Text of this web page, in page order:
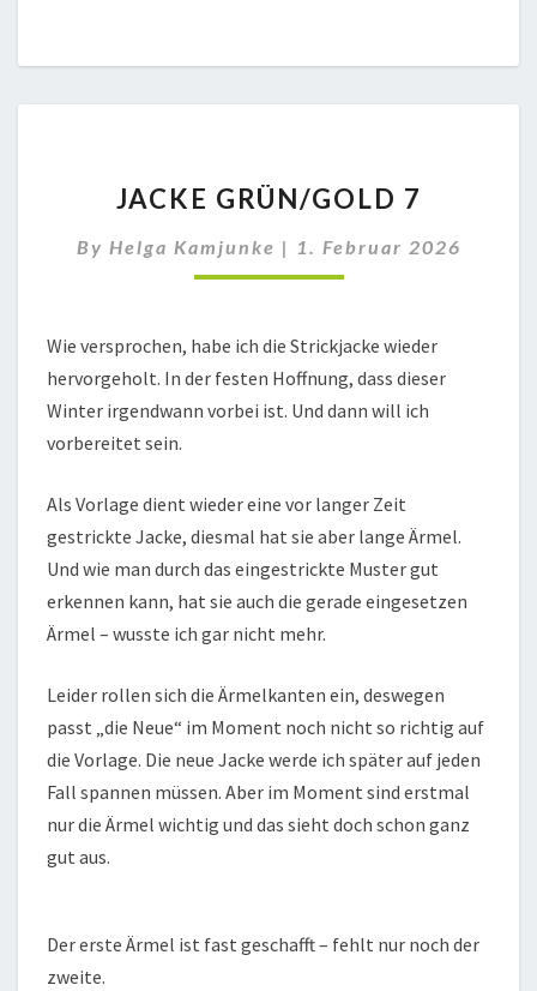
GRÜN/GOLD
JACKE GRÜN/GOLD 7
By Helga Kamjunke | 1. Februar 2026
Wie versprochen, habe ich die Strickjacke wieder
hervorgeholt. In der festen Hoffnung, dass dieser
Winter irgendwann vorbei ist. Und dann will ich
vorbereitet sein.
Als Vorlage dient wieder eine vor langer Zeit
gestrickte Jacke, diesmal hat sie aber lange Ärmel.
Und wie man durch das eingestrickte Muster gut
erkennen kann, hat sie auch die gerade eingesetzen
Ärmel – wusste ich gar nicht mehr.
Leider rollen sich die Ärmelkanten ein, deswegen
passt „die Neue“ im Moment noch nicht so richtig auf
die Vorlage. Die neue Jacke werde ich später auf jeden
Fall spannen müssen. Aber im Moment sind erstmal
nur die Ärmel wichtig und das sieht doch schon ganz
gut aus.
Der erste Ärmel ist fast geschafft – fehlt nur noch der
zweite.